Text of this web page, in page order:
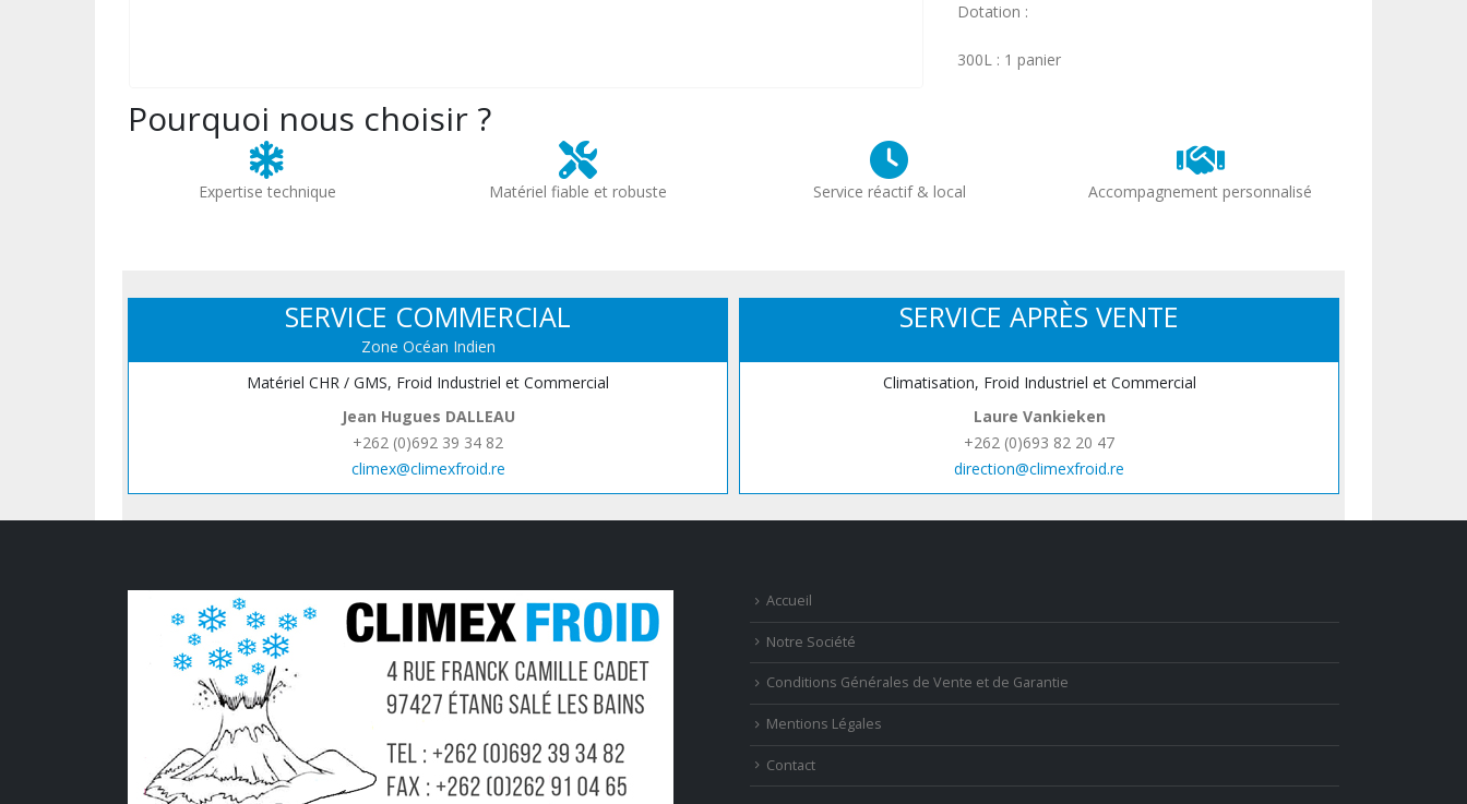
Dotation :
300L : 1 panier
Pourquoi nous choisir ?
Expertise technique Matériel fiable et robuste Service réactif & local Accompagnement personnalisé
SERVICE COMMERCIAL
Zone Océan Indien
Matériel CHR / GMS, Froid Industriel et Commercial
Jean Hugues DALLEAU
+262 (0)692 39 34 82
climex@climexfroid.re
SERVICE APRÈS VENTE
Climatisation, Froid Industriel et Commercial
Laure Vankieken
+262 (0)693 82 20 47
direction@climexfroid.re
Accueil
Notre Société
Conditions Générales de Vente et de Garantie
Mentions Légales
Contact